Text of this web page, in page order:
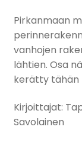
Pirkanmaan
vanhojen
lähtien. Osa
kerätty tähän
Kirjoittajat:
Savolainen